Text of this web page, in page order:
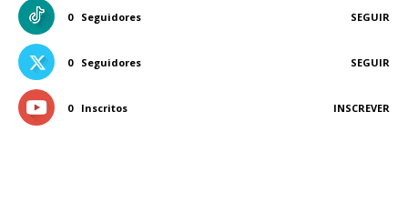
0 Seguidores SEGUIR
0 Seguidores SEGUIR
0 Inscritos INSCREVER